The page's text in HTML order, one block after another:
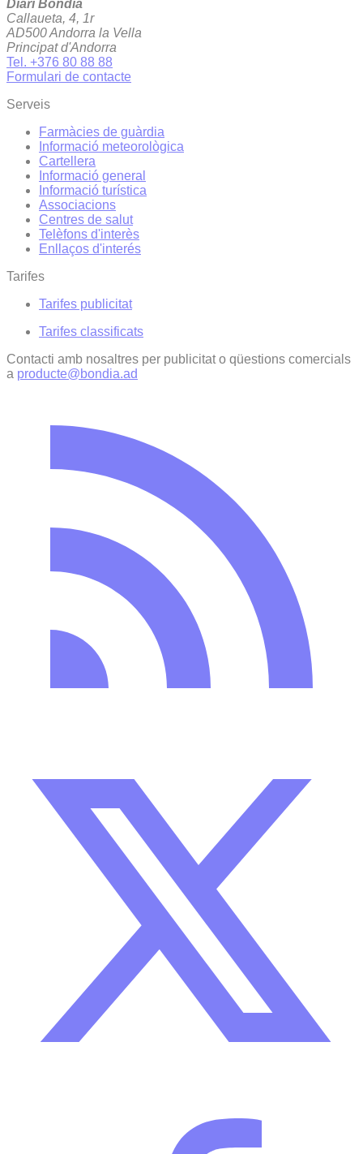
Diari Bondia
Callaueta, 4, 1r
AD500 Andorra la Vella
Principat d'Andorra
Tel. +376 80 88 88
Formulari de contacte
Serveis
Farmàcies de guàrdia
Informació meteorològica
Cartellera
Informació general
Informació turística
Associacions
Centres de salut
Telèfons d'interès
Enllaços d'interés
Tarifes
Tarifes publicitat
Tarifes classificats
Contacti amb nosaltres per publicitat o qüestions comercials
a producte@bondia.ad